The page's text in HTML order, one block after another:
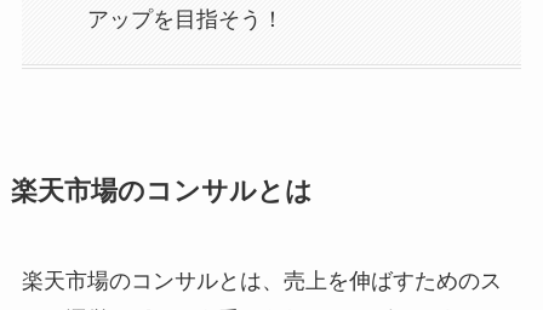
アップを目指そう！
楽天市場のコンサルとは
楽天市場のコンサルとは、売上を伸ばすためのス